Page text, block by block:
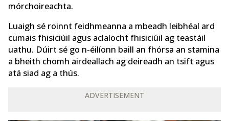
mórchoireachta.
Luaigh sé roinnt feidhmeanna a mbeadh leibhéal ard
cumais fhisiciúil agus aclaíocht fhisiciúil ag teastáil
uathu. Dúirt sé go n-éilíonn baill an fhórsa an stamina
a bheith chomh airdeallach ag deireadh an tsift agus
atá siad ag a thús.
ADVERTISEMENT